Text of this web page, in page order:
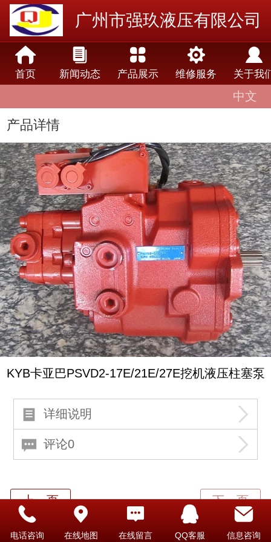
广州市强玖液压有限公司
首页 新闻动态 产品展示 维修服务 关于我
中文
中文
lengua española
产品详情
KYB卡亚巴PSVD2-17E/21E/27E挖机液压柱塞泵
详细说明
评论0
Top
电话咨询 在线地图 在线留言 QQ客服 信息咨询